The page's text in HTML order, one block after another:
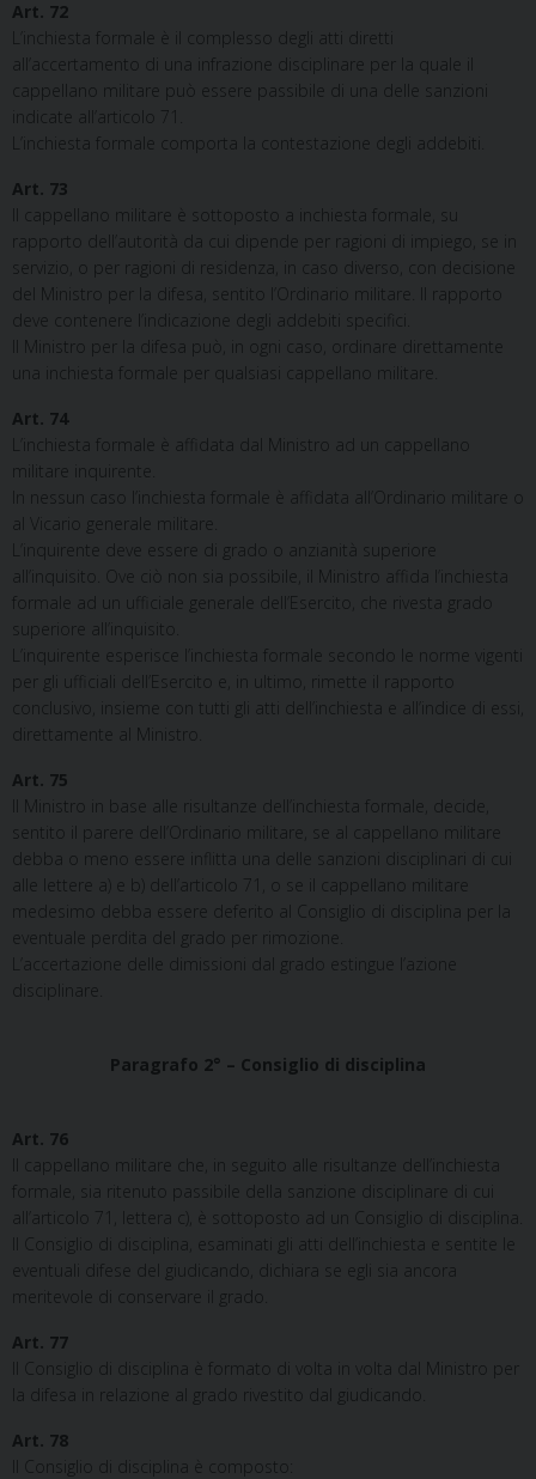
Art. 72
L’inchiesta formale è il complesso degli atti diretti
all’accertamento di una infrazione disciplinare per la quale il
cappellano militare può essere passibile di una delle sanzioni
indicate all’articolo 71.
L’inchiesta formale comporta la contestazione degli addebiti.
Art. 73
Il cappellano militare è sottoposto a inchiesta formale, su
rapporto dell’autorità da cui dipende per ragioni di impiego, se in
servizio, o per ragioni di residenza, in caso diverso, con decisione
del Ministro per la difesa, sentito l’Ordinario militare. Il rapporto
deve contenere l’indicazione degli addebiti specifici.
Il Ministro per la difesa può, in ogni caso, ordinare direttamente
una inchiesta formale per qualsiasi cappellano militare.
Art. 74
L’inchiesta formale è affidata dal Ministro ad un cappellano
militare inquirente.
In nessun caso l’inchiesta formale è affidata all’Ordinario militare o
al Vicario generale militare.
L’inquirente deve essere di grado o anzianità superiore
all’inquisito. Ove ciò non sia possibile, il Ministro affida l’inchiesta
formale ad un ufficiale generale dell’Esercito, che rivesta grado
superiore all’inquisito.
L’inquirente esperisce l’inchiesta formale secondo le norme vigenti
per gli ufficiali dell’Esercito e, in ultimo, rimette il rapporto
conclusivo, insieme con tutti gli atti dell’inchiesta e all’indice di essi,
direttamente al Ministro.
Art. 75
Il Ministro in base alle risultanze dell’inchiesta formale, decide,
sentito il parere dell’Ordinario militare, se al cappellano militare
debba o meno essere inflitta una delle sanzioni disciplinari di cui
alle lettere a) e b) dell’articolo 71, o se il cappellano militare
medesimo debba essere deferito al Consiglio di disciplina per la
eventuale perdita del grado per rimozione.
L’accertazione delle dimissioni dal grado estingue l’azione
disciplinare.
Paragrafo 2° – Consiglio di disciplina
Art. 76
Il cappellano militare che, in seguito alle risultanze dell’inchiesta
formale, sia ritenuto passibile della sanzione disciplinare di cui
all’articolo 71, lettera c), è sottoposto ad un Consiglio di disciplina.
Il Consiglio di disciplina, esaminati gli atti dell’inchiesta e sentite le
eventuali difese del giudicando, dichiara se egli sia ancora
meritevole di conservare il grado.
Art. 77
Il Consiglio di disciplina è formato di volta in volta dal Ministro per
la difesa in relazione al grado rivestito dal giudicando.
Art. 78
Il Consiglio di disciplina è composto: